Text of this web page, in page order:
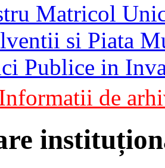
Matricol
si Piata
Publice in
de